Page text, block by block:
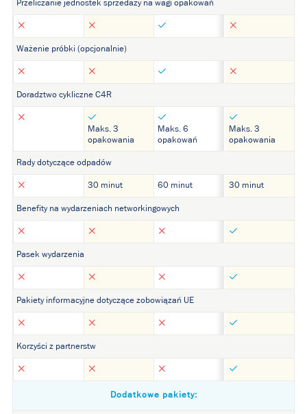
Przeliczanie jednostek sprzedaży na wagi opakowań
Ważenie próbki (opcjonalnie)
Doradztwo cykliczne C4R
Maks. 3
opakowania
Maks. 6
opakowań
Maks. 3
opakowania
Rady dotyczące odpadów
30 minut 60 minut 30 minut
Benefity na wydarzeniach networkingowych
Pasek wydarzenia
Pakiety informacyjne dotyczące zobowiązań UE
Korzyści z partnerstw
Dodatkowe pakiety: